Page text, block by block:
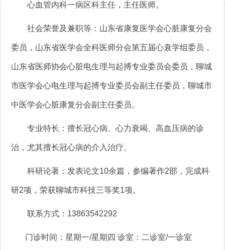
心血管内科一病区科主任，主任医师。
社会荣誉及兼职等：山东省康复医学会心脏康复分会
委员，山东省医学会全科医师分会第五届心衰学组委员，
山东省医师协会心脏电生理与起搏专业委员会委员，聊城
市医学会心电生理与起搏专业委员会副主任委员，聊城市
中医学会心脏康复分会副主任委员。
专业特长：擅长冠心病、心力衰竭、高血压病的诊
治，尤其擅长冠心病的介入治疗。
科研论著：发表论文10余篇，参编著作2部，完成科
研2项，荣获聊城市科技三等奖1项。
联系方式：13863542292
门诊时间：星期一/星期四 诊室：二诊室/一诊室